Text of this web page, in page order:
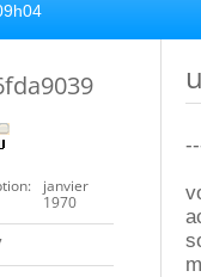
janvier
1970